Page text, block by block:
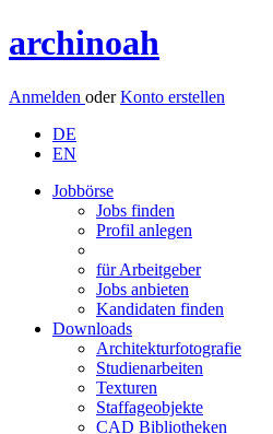
archinoah
Anmelden oderKonto erstellen
DE
EN
Jobbörse
Jobs finden
Profil anlegen
für Arbeitgeber
Jobs anbieten
Kandidaten finden
Downloads
Architekturfotografie
Studienarbeiten
Texturen
Staffageobjekte
CAD Bibliotheken